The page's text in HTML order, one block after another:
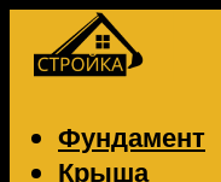
Фундамент
Крыша